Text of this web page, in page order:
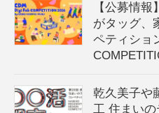
【公募情
がタッグ、
ペティショ
乾久美子や
工 住まい